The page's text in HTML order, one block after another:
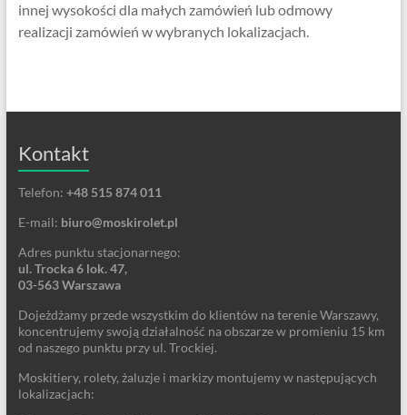
innej wysokości dla małych zamówień lub odmowy
realizacji zamówień w wybranych lokalizacjach.
Kontakt
Telefon: +48 515 874 011
E-mail: biuro@moskirolet.pl
Adres punktu stacjonarnego:
ul. Trocka 6 lok. 47,
03-563 Warszawa
Dojeżdżamy przede wszystkim do klientów na terenie Warszawy,
koncentrujemy swoją działalność na obszarze w promieniu 15 km
od naszego punktu przy ul. Trockiej.
Moskitiery, rolety, żaluzje i markizy montujemy w następujących
lokalizacjach: